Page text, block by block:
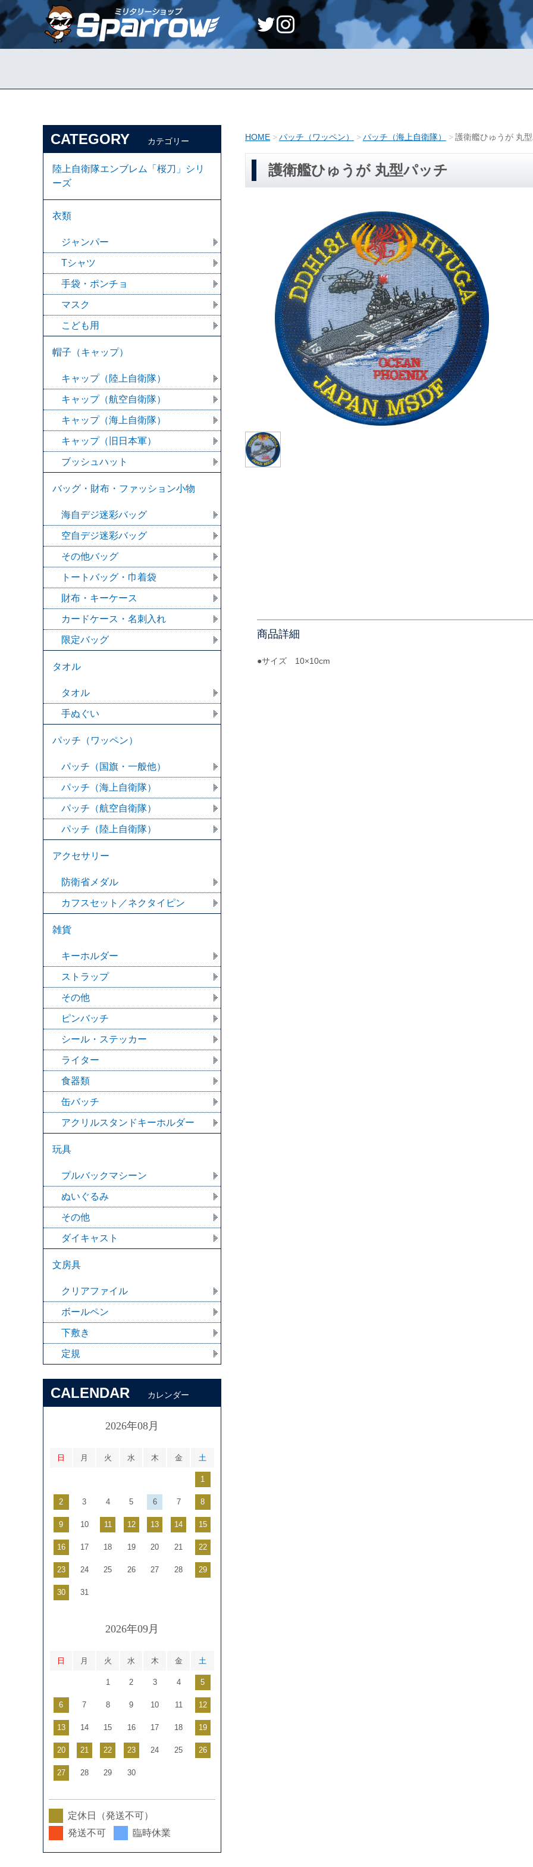
HOME パッチ（ワッペン） パッチ（海上自衛隊） 護衛艦ひゅうが 丸
護衛艦ひゅうが 丸型パッチ
商品詳細
●サイズ 10×10cm
CATEGORY カテゴリー
陸上自衛隊エンブレム「桜刀」シリ
ーズ
衣類
ジャンパー
Tシャツ
手袋・ポンチョ
マスク
こども用
帽子（キャップ）
キャップ（陸上自衛隊）
キャップ（航空自衛隊）
キャップ（海上自衛隊）
キャップ（旧日本軍）
ブッシュハット
バッグ・財布・ファッション小物
海自デジ迷彩バッグ
空自デジ迷彩バッグ
その他バッグ
トートバッグ・巾着袋
財布・キーケース
カードケース・名刺入れ
限定バッグ
タオル
タオル
手ぬぐい
パッチ（ワッペン）
パッチ（国旗・一般他）
パッチ（海上自衛隊）
パッチ（航空自衛隊）
パッチ（陸上自衛隊）
アクセサリー
防衛省メダル
カフスセット／ネクタイピン
雑貨
キーホルダー
ストラップ
その他
ピンバッチ
シール・ステッカー
ライター
食器類
缶バッチ
アクリルスタンドキーホルダー
玩具
プルバックマシーン
ぬいぐるみ
その他
ダイキャスト
文房具
クリアファイル
ボールペン
下敷き
定規
CALENDAR カレンダー
2026年08月
日 月 火 水 木 金 土
1
2 3 4 5 6 7 8
9 10 11 12 13 14 15
16 17 18 19 20 21 22
23 24 25 26 27 28 29
30 31
2026年09月
日 月 火 水 木 金 土
1 2 3 4 5
6 7 8 9 10 11 12
13 14 15 16 17 18 19
20 21 22 23 24 25 26
27 28 29 30
定休日（発送不可）
発送不可
臨時休業